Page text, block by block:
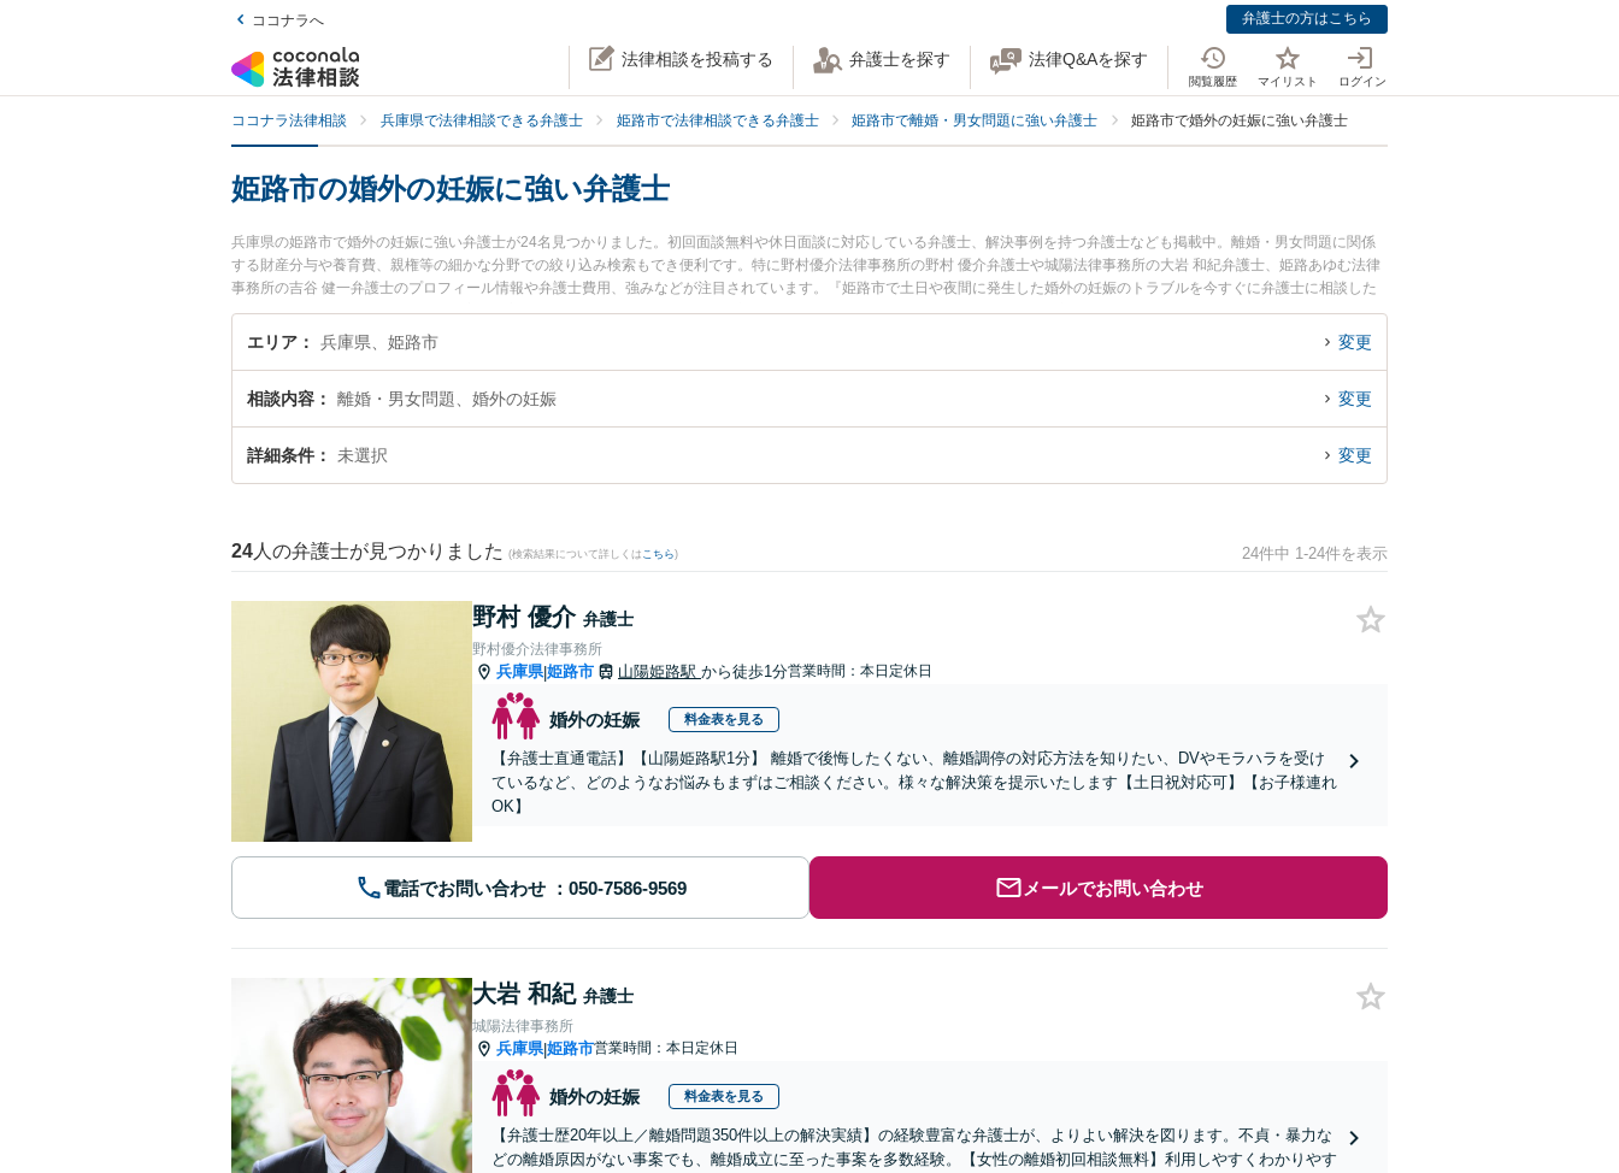
ココナラへ 弁護士の方はこちら
法律相談を投稿する 弁護士を探す 法律Q&Aを探す
閲覧履歴 マイリスト ログイン
ココナラ法律相談 兵庫県で法律相談できる弁護士 姫路市で法律相談できる弁護士 姫路市で離婚・男女問題に強い弁護士 姫路市で婚外の妊娠に強い弁護士
姫路市の婚外の妊娠に強い弁護士
兵庫県の姫路市で婚外の妊娠に強い弁護士が24名見つかりました。初回面談無料や休日面談に対応している弁護士、解決事例を持つ弁護士なども掲載中。離婚・男女問題に関係
する財産分与や養育費、親権等の細かな分野での絞り込み検索もでき便利です。特に野村優介法律事務所の野村 優介弁護士や城陽法律事務所の大岩 和紀弁護士、姫路あゆむ法律
事務所の吉谷 健一弁護士のプロフィール情報や弁護士費用、強みなどが注目されています。『姫路市で土日や夜間に発生した婚外の妊娠のトラブルを今すぐに弁護士に相談した
い』『婚外の妊娠のトラブル解決の実績豊富な近くの弁護士を検索したい』『初回相談無料で婚外の妊娠を法律相談できる姫路市内の弁護士に相談予約したい』などでお困りの相
談者さんにおすすめです。
エリア 兵庫県、姫路市 変更
相談内容 離婚・男女問題、婚外の妊娠 変更
詳細条件 未選択 変更
24 人の弁護士が見つかりました (検索結果について詳しくは こちら) 24件中 1-24件を表示
野村 優介 弁護士
野村優介法律事務所
兵庫県|姫路市 山陽姫路駅 から徒歩1分営業時間：本日定休日
婚外の妊娠 料金表を見る
【弁護士直通電話】【山陽姫路駅1分】 離婚で後悔したくない、離婚調停の対応方法を知りたい、DVやモラハラを受け
ているなど、どのようなお悩みもまずはご相談ください。様々な解決策を提示いたします【土日祝対応可】【お子様連れ
OK】
電話でお問い合わせ メールでお問い合わせ
大岩 和紀 弁護士
城陽法律事務所
兵庫県|姫路市営業時間：本日定休日
婚外の妊娠 料金表を見る
【弁護士歴20年以上／離婚問題350件以上の解決実績】の経験豊富な弁護士が、よりよい解決を図ります。不貞・暴力な
どの離婚原因がない事案でも、離婚成立に至った事案を多数経験。【女性の離婚初回相談無料】利用しやすくわかりやす